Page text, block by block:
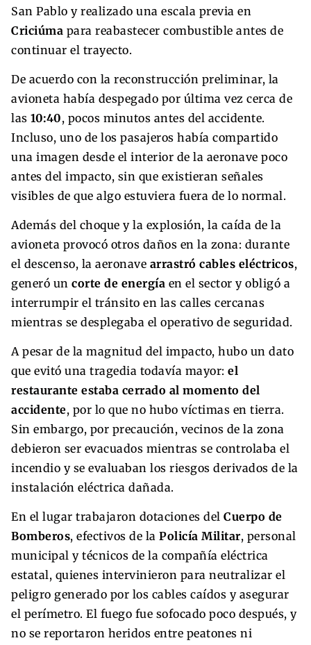
San Pablo y realizado una escala previa en
Criciúma para reabastecer combustible antes de
continuar el trayecto.
De acuerdo con la reconstrucción preliminar, la
avioneta había despegado por última vez cerca de
las 10:40, pocos minutos antes del accidente.
Incluso, uno de los pasajeros había compartido
una imagen desde el interior de la aeronave poco
antes del impacto, sin que existieran señales
visibles de que algo estuviera fuera de lo normal.
Además del choque y la explosión, la caída de la
avioneta provocó otros daños en la zona: durante
el descenso, la aeronave arrastró cables eléctricos,
generó un corte de energía en el sector y obligó a
interrumpir el tránsito en las calles cercanas
mientras se desplegaba el operativo de seguridad.
A pesar de la magnitud del impacto, hubo un dato
que evitó una tragedia todavía mayor: el
restaurante estaba cerrado al momento del
accidente, por lo que no hubo víctimas en tierra.
Sin embargo, por precaución, vecinos de la zona
debieron ser evacuados mientras se controlaba el
incendio y se evaluaban los riesgos derivados de la
instalación eléctrica dañada.
En el lugar trabajaron dotaciones del Cuerpo de
Bomberos, efectivos de la Policía Militar, personal
municipal y técnicos de la compañía eléctrica
estatal, quienes intervinieron para neutralizar el
peligro generado por los cables caídos y asegurar
el perímetro. El fuego fue sofocado poco después, y
no se reportaron heridos entre peatones ni